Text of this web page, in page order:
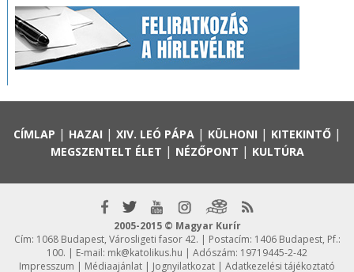
CÍMLAP | HAZAI | XIV. LEÓ PÁPA| KÜLHONI | KITEKINTŐ|
MEGSZENTELT ÉLET | NÉZŐPONT | KULTÚRA
2005-2015 © Magyar Kurír
Cím: 1068 Budapest, Városligeti fasor 42. | Postacím: 1406 Budapest, Pf.:
100. | E-mail: mk@katolikus.hu | Adószám: 19719445-2-42
Impresszum | Médiaajánlat | Jognyilatkozat | Adatkezelési tájékoztató